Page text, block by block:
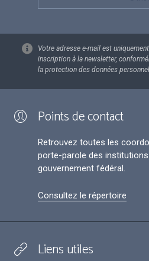
Votre adresse e-mail est
inscription à la newsletter,
la protection des données
Points de contact
Retrouvez toutes les
porte-parole des
gouvernement fédéral.
Consultez le répertoire
Liens utiles